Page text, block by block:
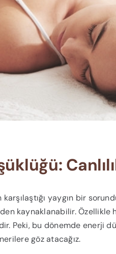
yaygın bir
kaynaklanabilir. Özellikle
Peki, bu dönemde enerji
göz atacağız.